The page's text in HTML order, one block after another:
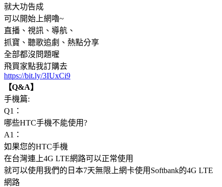
就大功告成
可以開始上網嚕~
直播、視訊、導航、
抓寶、聽歌追劇、熱點分享
全部都沒問題喔
飛買家點我訂購去
https://bit.ly/3IUxCi9
【Q&A】
手機篇:
Q1：
哪些HTC手機不能使用?
A1：
如果您的HTC手機
在台灣連上4G LTE網路可以正常使用
就可以使用我們的日本7天無限上網卡使用Softbank的4G LTE
網路